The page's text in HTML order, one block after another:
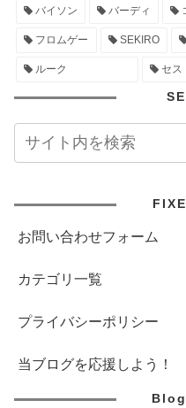
バイソン バーディ
フロムゲー SEKIRO
ルーク セス
お問い合わせフォーム
カテゴリ一覧
プライバシーポリシー
当ブログを応援しよう！